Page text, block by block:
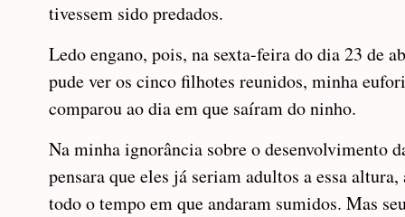
tivessem sido predados.
Ledo engano, pois, na sexta-feira do dia 23 de
pude ver os cinco filhotes reunidos, minha
comparou ao dia em que saíram do ninho.
Na minha ignorância sobre o desenvolvimento
pensara que eles já seriam adultos a essa altura,
todo o tempo em que andaram sumidos. Mas